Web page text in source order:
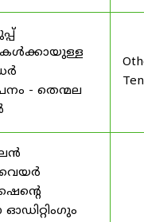
- തെന്മല